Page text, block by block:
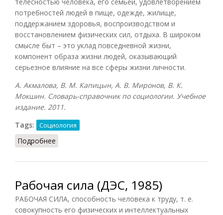
потребностей людей в пище, одежде, жилище,
поддержанием здоровья, воспроизводством и
восстановлением физических сил, отдыха. В широком
смысле быт – это уклад повседневной жизни,
компонент образа жизни людей, оказывающий
серьезное влияние на все сферы жизни личности.
А. Акмалова, В. М. Капицын, А. В. Миронов, В. К.
Мокшин. Словарь-справочник по социологии. Учебное
издание. 2011.
Tags:
Социология
Подробнее
Рабочая сила (ДЭС, 1985)
РАБОЧАЯ СИЛА, способность человека к труду, т. е.
совокупность его физических и интеллектуальных